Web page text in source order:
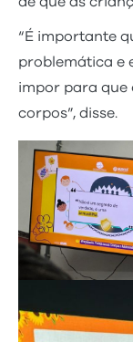
“É importante
problemática e
impor para que
corpos”, disse.